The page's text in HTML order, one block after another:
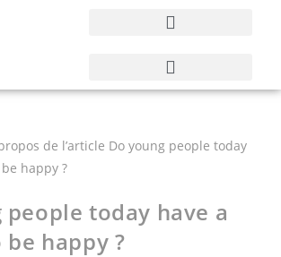
people today have a
happy ?​